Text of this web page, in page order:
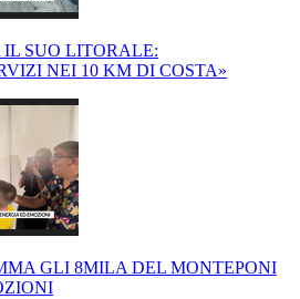
SUO LITORALE:
NEI 10 KM DI COSTA»
GLI 8MILA DEL MONTEPONI